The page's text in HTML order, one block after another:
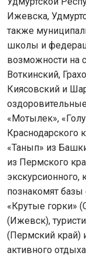
Ижевска,
также
школы и
возможности на
Воткинский,
Киясовский и
«Мотылек»,
Краснодарского
«Танып» из
из Пермского
экскурсионного,
познакомят
«Крутые горки»
(Ижевск),
(Пермский край)
активного